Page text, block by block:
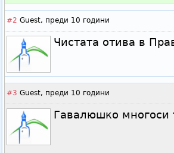
#2 Guest, преди 10 години
Чистата отива в
#3 Guest, преди 10 години
Гавалюшко многоси